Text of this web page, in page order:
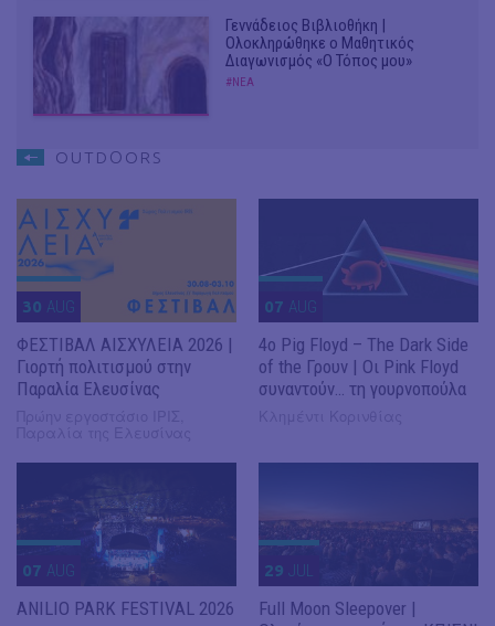
Γεννάδειος Βιβλιοθήκη |
Ολοκληρώθηκε ο Μαθητικός
Διαγωνισμός «Ο Τόπος μου»
#ΝΕΑ
OUTDΟORS
30 AUG
ΦΕΣΤΙΒΑΛ ΑΙΣΧΥΛΕΙΑ 2026 |
Γιορτή πολιτισμού στην
Παραλία Ελευσίνας
07 AUG
4ο Pig Floyd – The Dark Side
of the Γρουν | Οι Pink Floyd
συναντούν… τη γουρνοπούλα
07 AUG
ANILIO PARK FESTIVAL 2026
29 JUL
Full Moon Sleepover |